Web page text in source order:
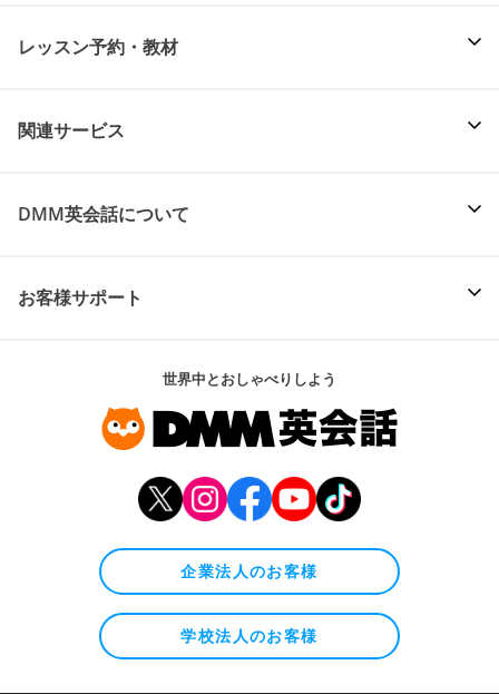
レッスン予約・教材
関連サービス
DMM英会話について
お客様サポート
世界中とおしゃべりしよう
企業法人のお客様
学校法人のお客様